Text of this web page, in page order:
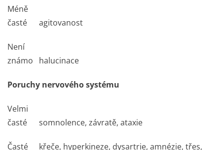
Méně
časté
agitovanost
Není
známo
halucinace
Poruchy nervového systému
Velmi
časté
somnolence, závratě, ataxie
Časté křeče, hyperkineze, dysartrie, amnézie, třes,